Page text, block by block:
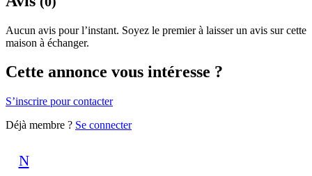
Aucun avis pour l’instant. Soyez le premier à laisser un avis sur cette
maison à échanger.
Cette annonce vous intéresse ?
S’inscrire pour contacter
Déjà membre ? Se connecter
N